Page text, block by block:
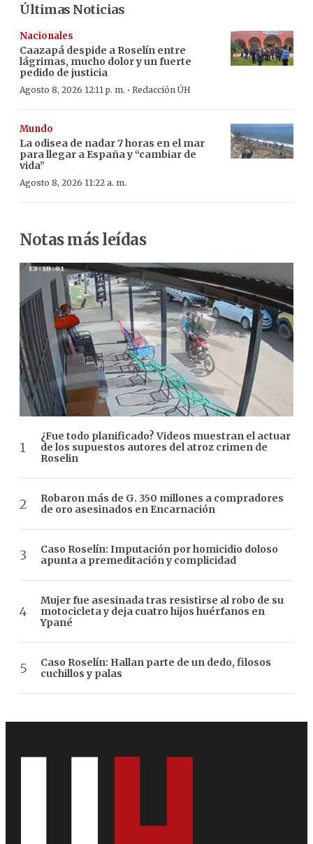
Últimas Noticias
Nacionales
Caazapá despide a Roselín entre
lágrimas, mucho dolor y un fuerte
pedido de justicia
Agosto 8, 2026 12:11 p. m. · Redacción ÚH
Mundo
La odisea de nadar 7 horas en el mar
para llegar a España y “cambiar de
vida”
Agosto 8, 2026 11:22 a. m.
Notas más leídas
¿Fue todo planificado? Videos muestran el actuar
de los supuestos autores del atroz crimen de
Roselin
Robaron más de G. 350 millones a compradores
de oro asesinados en Encarnación
Caso Roselín: Imputación por homicidio doloso
apunta a premeditación y complicidad
Mujer fue asesinada tras resistirse al robo de su
motocicleta y deja cuatro hijos huérfanos en
Ypané
Caso Roselín: Hallan parte de un dedo, filosos
cuchillos y palas